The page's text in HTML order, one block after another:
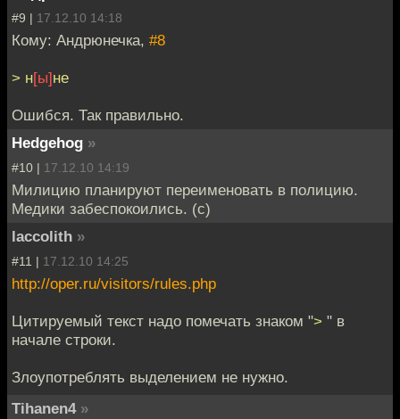
#9 | 17.12.10 14:18
Кому: Андрюнечка, #8
> н[ы]не
Ошибся. Так правильно.
Hedgehog »
#10 | 17.12.10 14:19
Милицию планируют переименовать в полицию.
Медики забеспокоились. (с)
laccolith »
#11 | 17.12.10 14:25
http://oper.ru/visitors/rules.php
Цитируемый текст надо помечать знаком "> " в
начале строки.
Злоупотреблять выделением не нужно.
Tihanen4 »